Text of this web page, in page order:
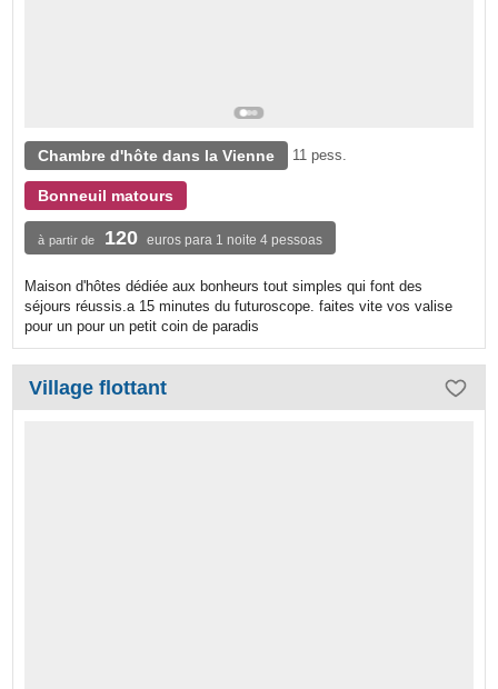
Chambre d'hôte dans la Vienne 11 pess.
Bonneuil matours
à partir de 120 euros para 1 noite 4 pessoas
Maison d'hôtes dédiée aux bonheurs tout simples qui font des
séjours réussis.a 15 minutes du futuroscope. faites vite vos valise
pour un pour un petit coin de paradis
Village flottant